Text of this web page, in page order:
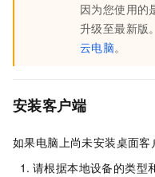
因为您使用的
升级至最新版。
云电脑。
安装客户端
如果电脑上尚未安装桌面客
请根据本地设备的类型